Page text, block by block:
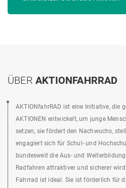
ÜBER AKTIONFAHRRAD
AKTIONfahrRAD ist eine Initiative, die
AKTIONEN entwickelt, um junge
setzen, sie fördert den Nachwuchs,
engagiert sich für Schul- und
bundesweit die Aus- und
Radfahren attraktiver und sicherer
Fahrrad ist ideal. Sie ist förderlich für